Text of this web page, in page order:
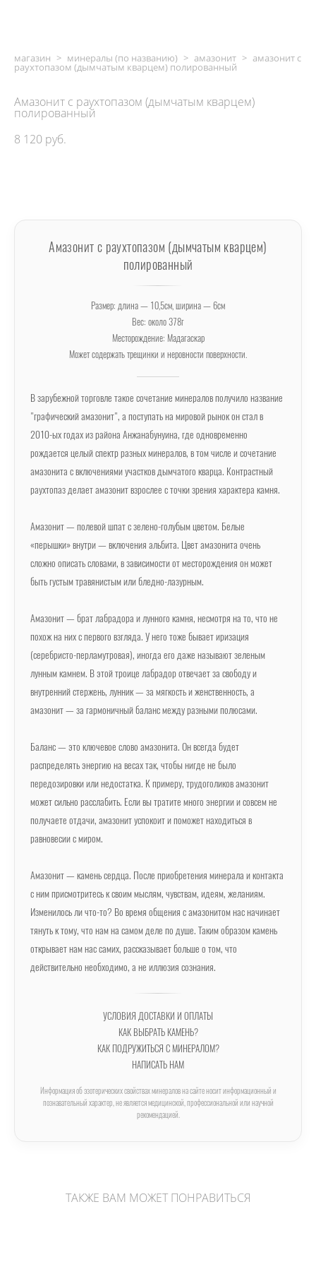
магазин > минералы (по названию) > амазонит > амазонит с
раухтопазом (дымчатым кварцем) полированный
Амазонит с раухтопазом (дымчатым кварцем)
полированный
8 120 pуб.
Амазонит с раухтопазом (дымчатым кварцем)
полированный
Размер: длина — 10,5см, ширина — 6см
Вес: около 378г
Месторождение: Мадагаскар
Может содержать трещинки и неровности поверхности.
В зарубежной торговле такое сочетание минералов получило название
"графический амазонит", а поступать на мировой рынок он стал в
2010-ых годах из района Анжанабунуина, где одновременно
рождается целый спектр разных минералов, в том числе и сочетание
амазонита с включениями участков дымчатого кварца. Контрастный
раухтопаз делает амазонит взрослее с точки зрения характера камня.
Амазонит — полевой шпат с зелено-голубым цветом. Белые
«перышки» внутри — включения альбита. Цвет амазонита очень
сложно описать словами, в зависимости от месторождения он может
быть густым травянистым или бледно-лазурным.
Амазонит — брат лабрадора и лунного камня, несмотря на то, что не
похож на них с первого взгляда. У него тоже бывает иризация
(серебристо-перламутровая), иногда его даже называют зеленым
лунным камнем. В этой троице лабрадор отвечает за свободу и
внутренний стержень, лунник — за мягкость и женственность, а
амазонит — за гармоничный баланс между разными полюсами.
Баланс — это ключевое слово амазонита. Он всегда будет
распределять энергию на весах так, чтобы нигде не было
передозировки или недостатка. К примеру, трудоголиков амазонит
может сильно расслабить. Если вы тратите много энергии и совсем не
получаете отдачи, амазонит успокоит и поможет находиться в
равновесии с миром.
Амазонит — камень сердца. После приобретения минерала и контакта
с ним присмотритесь к своим мыслям, чувствам, идеям, желаниям.
Изменилось ли что-то? Во время общения с амазонитом нас начинает
тянуть к тому, что нам на самом деле по душе. Таким образом камень
открывает нам нас самих, рассказывает больше о том, что
действительно необходимо, а не иллюзия сознания.
УСЛОВИЯ ДОСТАВКИ И ОПЛАТЫ
КАК ВЫБРАТЬ КАМЕНЬ?
КАК ПОДРУЖИТЬСЯ С МИНЕРАЛОМ?
НАПИСАТЬ НАМ
Информация об эзотерических свойствах минералов на сайте носит информационный и
познавательный характер, не является медицинской, профессиональной или научной
рекомендацией.
ТАКЖЕ ВАМ МОЖЕТ ПОНРАВИТЬСЯ